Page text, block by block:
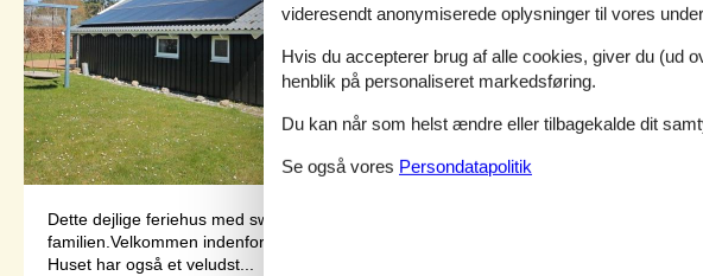
Soverum
Dette dejlige feriehus med swimmingpool og sauna er det ideelle sted til en ferie væk
familien.Velkommen indenfor: Indenfor kan I nyde en rummelig og hyggelig
Huset har også et veludst...
videresendt anonymiserede oplysninger til vores
Hvis du accepterer brug af alle cookies, giver du (ud
henblik på personaliseret markedsføring.
Du kan når som helst ændre eller tilbagekalde dit
Se også vores Persondatapolitik